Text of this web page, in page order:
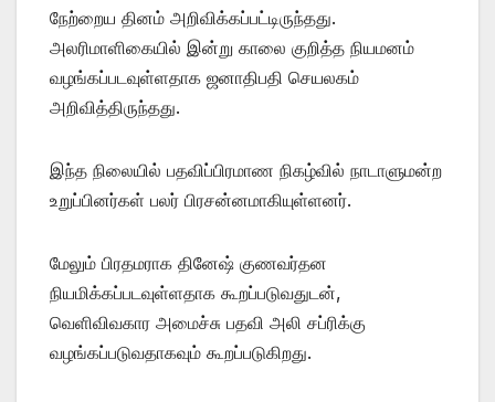
நேற்றைய தினம் அறிவிக்கப்பட்டிருந்தது.
அலரிமாளிகையில் இன்று காலை குறித்த நியமனம்
வழங்கப்படவுள்ளதாக ஜனாதிபதி செயலகம்
அறிவித்திருந்தது.
இந்த நிலையில் பதவிப்பிரமாண நிகழ்வில் நாடாளுமன்ற
உறுப்பினர்கள் பலர் பிரசன்னமாகியுள்ளனர்.
மேலும் பிரதமராக தினேஷ் குணவர்தன
நியமிக்கப்படவுள்ளதாக கூறப்படுவதுடன்,
வெளிவிவகார அமைச்சு பதவி அலி சப்ரிக்கு
வழங்கப்படுவதாகவும் கூறப்படுகிறது.